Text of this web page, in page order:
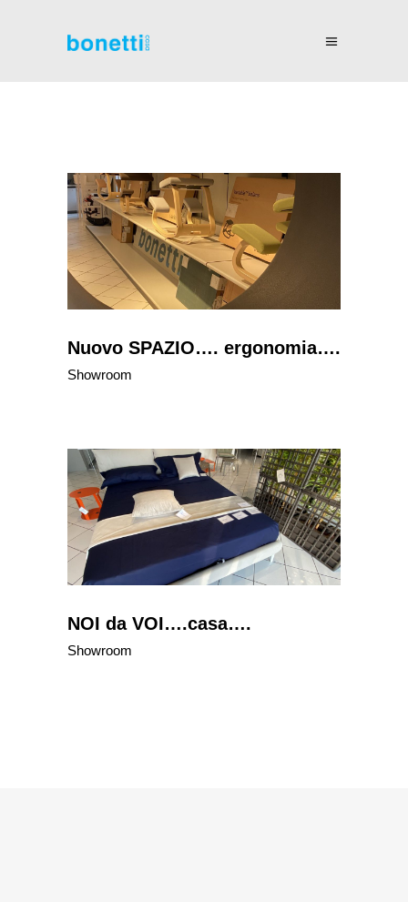
Nuovo SPAZIO…. ergonomia….
Showroom
NOI da VOI….casa….
Showroom